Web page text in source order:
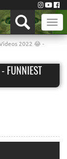
Toggle
2022 😂 -
FUNNIEST